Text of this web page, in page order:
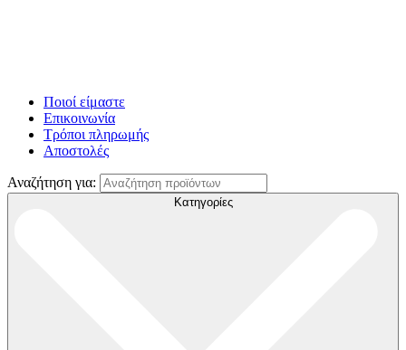
Ποιοί είμαστε
Επικοινωνία
Τρόποι πληρωμής
Αποστολές
Αναζήτηση για:
Κατηγορίες